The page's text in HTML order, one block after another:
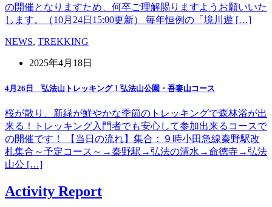
の開催となりますため、何卒ご理解賜りますようお願いいた
します。（10月24日15:00更新） 毎年恒例の「境川遊 […]
NEWS, TREKKING
2025年4月18日
4月26日 弘法山トレッキング！弘法山公園・吾妻山コース
桜が散り、新緑が鮮やかな季節のトレッキングで森林浴が出
来る！トレッキング入門者でも安心して参加出来るコースで
の開催です！ 【当日の流れ】集合：９時小田急線秦野駅改
札集合～予定コース～→秦野駅→弘法の清水→命徳寺→弘法
山公 […]
Activity Report